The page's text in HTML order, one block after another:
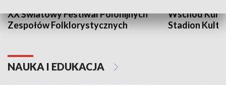
XX Światowy Festiwal Polonijnych
Zespołów Folklorystycznych
Wschód
Stadion
NAUKA I EDUKACJA